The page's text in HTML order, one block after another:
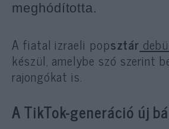
meghódította.
A fiatal izraeli popsztár
készül, amelybe szó szerint
rajongókat is.
A TikTok-generáció új